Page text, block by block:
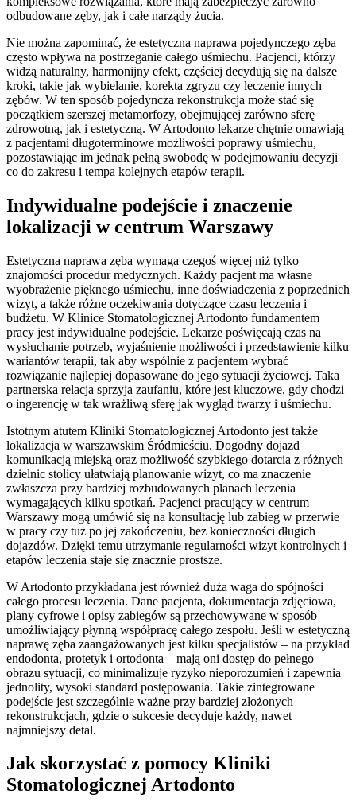
odbudowane zęby, jak i całe narządy żucia.
Nie można zapominać, że estetyczna naprawa pojedynczego zęba
często wpływa na postrzeganie całego uśmiechu. Pacjenci, którzy
widzą naturalny, harmonijny efekt, częściej decydują się na dalsze
kroki, takie jak wybielanie, korekta zgryzu czy leczenie innych
zębów. W ten sposób pojedyncza rekonstrukcja może stać się
początkiem szerszej metamorfozy, obejmującej zarówno sferę
zdrowotną, jak i estetyczną. W Artodonto lekarze chętnie omawiają
z pacjentami długoterminowe możliwości poprawy uśmiechu,
pozostawiając im jednak pełną swobodę w podejmowaniu decyzji
co do zakresu i tempa kolejnych etapów terapii.
Indywidualne podejście i znaczenie
lokalizacji w centrum Warszawy
Estetyczna naprawa zęba wymaga czegoś więcej niż tylko
znajomości procedur medycznych. Każdy pacjent ma własne
wyobrażenie pięknego uśmiechu, inne doświadczenia z poprzednich
wizyt, a także różne oczekiwania dotyczące czasu leczenia i
budżetu. W Klinice Stomatologicznej Artodonto fundamentem
pracy jest indywidualne podejście. Lekarze poświęcają czas na
wysłuchanie potrzeb, wyjaśnienie możliwości i przedstawienie kilku
wariantów terapii, tak aby wspólnie z pacjentem wybrać
rozwiązanie najlepiej dopasowane do jego sytuacji życiowej. Taka
partnerska relacja sprzyja zaufaniu, które jest kluczowe, gdy chodzi
o ingerencję w tak wrażliwą sferę jak wygląd twarzy i uśmiechu.
Istotnym atutem Kliniki Stomatologicznej Artodonto jest także
lokalizacja w warszawskim Śródmieściu. Dogodny dojazd
komunikacją miejską oraz możliwość szybkiego dotarcia z różnych
dzielnic stolicy ułatwiają planowanie wizyt, co ma znaczenie
zwłaszcza przy bardziej rozbudowanych planach leczenia
wymagających kilku spotkań. Pacjenci pracujący w centrum
Warszawy mogą umówić się na konsultację lub zabieg w przerwie
w pracy czy tuż po jej zakończeniu, bez konieczności długich
dojazdów. Dzięki temu utrzymanie regularności wizyt kontrolnych i
etapów leczenia staje się znacznie prostsze.
W Artodonto przykładana jest również duża waga do spójności
całego procesu leczenia. Dane pacjenta, dokumentacja zdjęciowa,
plany cyfrowe i opisy zabiegów są przechowywane w sposób
umożliwiający płynną współpracę całego zespołu. Jeśli w estetyczną
naprawę zęba zaangażowanych jest kilku specjalistów – na przykład
endodonta, protetyk i ortodonta – mają oni dostęp do pełnego
obrazu sytuacji, co minimalizuje ryzyko nieporozumień i zapewnia
jednolity, wysoki standard postępowania. Takie zintegrowane
podejście jest szczególnie ważne przy bardziej złożonych
rekonstrukcjach, gdzie o sukcesie decyduje każdy, nawet
najmniejszy detal.
Jak skorzystać z pomocy Kliniki
Stomatologicznej Artodonto